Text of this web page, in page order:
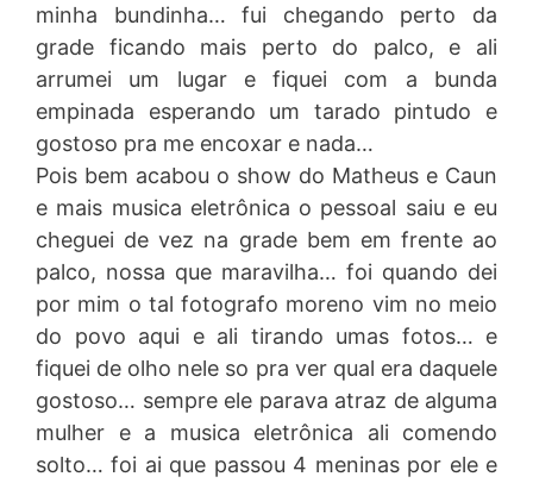
minha bundinha… fui chegando perto da
grade ficando mais perto do palco, e ali
arrumei um lugar e fiquei com a bunda
empinada esperando um tarado pintudo e
gostoso pra me encoxar e nada…
Pois bem acabou o show do Matheus e Caun
e mais musica eletrônica o pessoal saiu e eu
cheguei de vez na grade bem em frente ao
palco, nossa que maravilha… foi quando dei
por mim o tal fotografo moreno vim no meio
do povo aqui e ali tirando umas fotos… e
fiquei de olho nele so pra ver qual era daquele
gostoso… sempre ele parava atraz de alguma
mulher e a musica eletrônica ali comendo
solto… foi ai que passou 4 meninas por ele e